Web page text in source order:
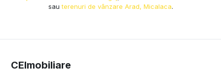
sauterenuri de vânzare Arad, Micalaca.
CEImobiliare